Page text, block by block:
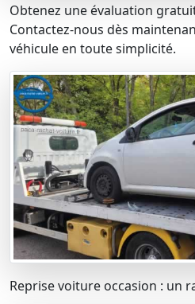
Obtenez une évaluation
Contactez-nous dès
véhicule en toute simplicité.
Reprise voiture occasion : un